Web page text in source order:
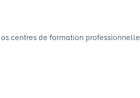
centres de formation professionnelle